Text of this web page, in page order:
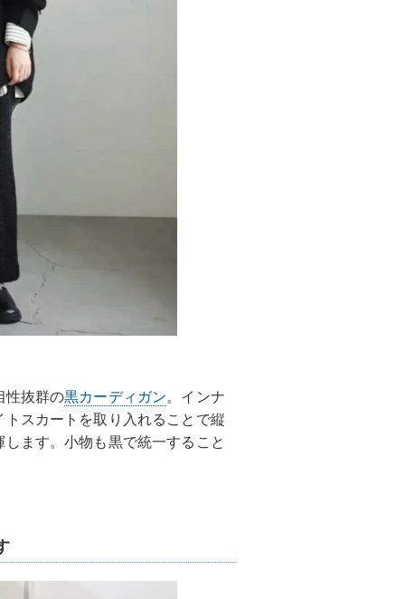
性抜群の黒カーディガン。インナ
スカートを取り入れることで縦
ます。小物も黒で統一すること